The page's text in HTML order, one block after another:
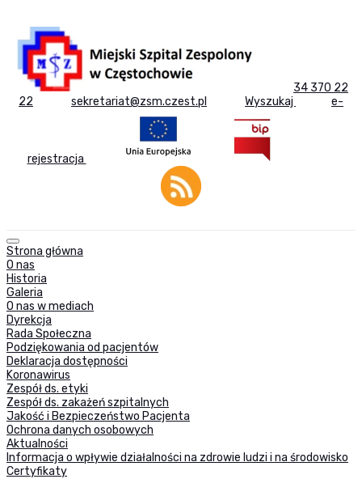
34 370 22
22
sekretariat@zsm.czest.pl Wyszukaj e-
rejestracja
Strona główna
O nas
Historia
Galeria
O nas w mediach
Dyrekcja
Rada Społeczna
Podziękowania od pacjentów
Deklaracja dostępności
Koronawirus
Zespół ds. etyki
Zespół ds. zakażeń szpitalnych
Jakość i Bezpieczeństwo Pacjenta
Ochrona danych osobowych
Aktualności
Informacja o wpływie działalności na zdrowie ludzi i na środowisko
Certyfikaty